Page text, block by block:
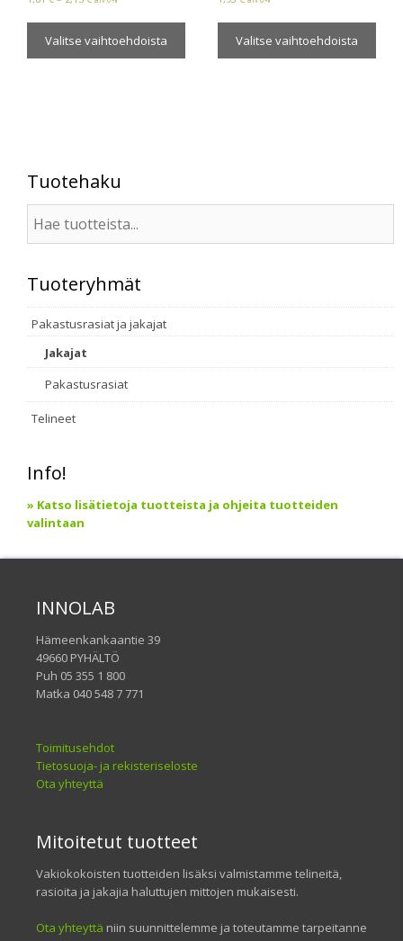
Valitse vaihtoehdoista Valitse vaihtoehdoista
Tuotehaku
Tuoteryhmät
Pakastusrasiat ja jakajat
Jakajat
Pakastusrasiat
Telineet
Info!
» Katso lisätietoja tuotteista ja ohjeita tuotteiden
valintaan
INNOLAB
Hämeenkankaantie 39
49660 PYHÄLTÖ
Puh 05 355 1 800
Matka 040 548 7 771
Toimitusehdot
Tietosuoja- ja rekisteriseloste
Ota yhteyttä
Mitoitetut tuotteet
Vakiokokoisten tuotteiden lisäksi valmistamme telineitä,
rasioita ja jakajia haluttujen mittojen mukaisesti.
Ota yhteyttä niin suunnittelemme ja toteutamme tarpeitanne